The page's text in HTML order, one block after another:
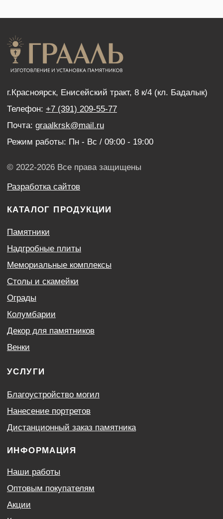
Мемориальные комплексы
Ограды
Колумбарии
Декор для памятников
УСЛУГИ
Благоустройство могил
Нанесение портретов
Наши работы
Акции
Политика конфиденциальности
данных